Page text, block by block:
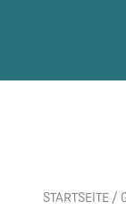
STARTSEITE /